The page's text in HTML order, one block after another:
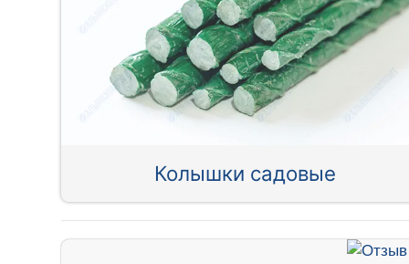
Колышки садовые